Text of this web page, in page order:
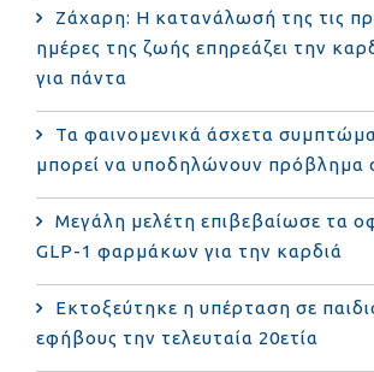
Ζάχαρη: Η κατανάλωσή της τις
ημέρες της ζωής επηρεάζει την
για πάντα
Τα φαινομενικά άσχετα
μπορεί να υποδηλώνουν πρόβλημα
Μεγάλη μελέτη επιβεβαίωσε τα
GLP-1 φαρμάκων για την καρδιά
Εκτοξεύτηκε η υπέρταση σε
εφήβους την τελευταία 20ετία